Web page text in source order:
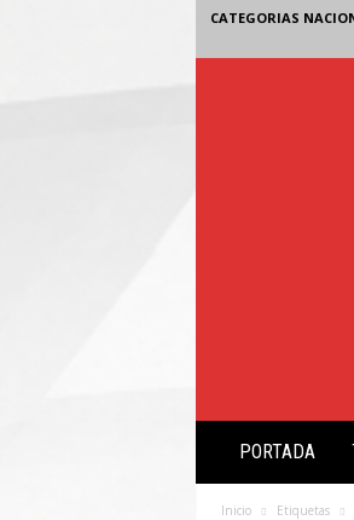
CATEGORIAS
s
PORTADA
Inicio Etiquetas